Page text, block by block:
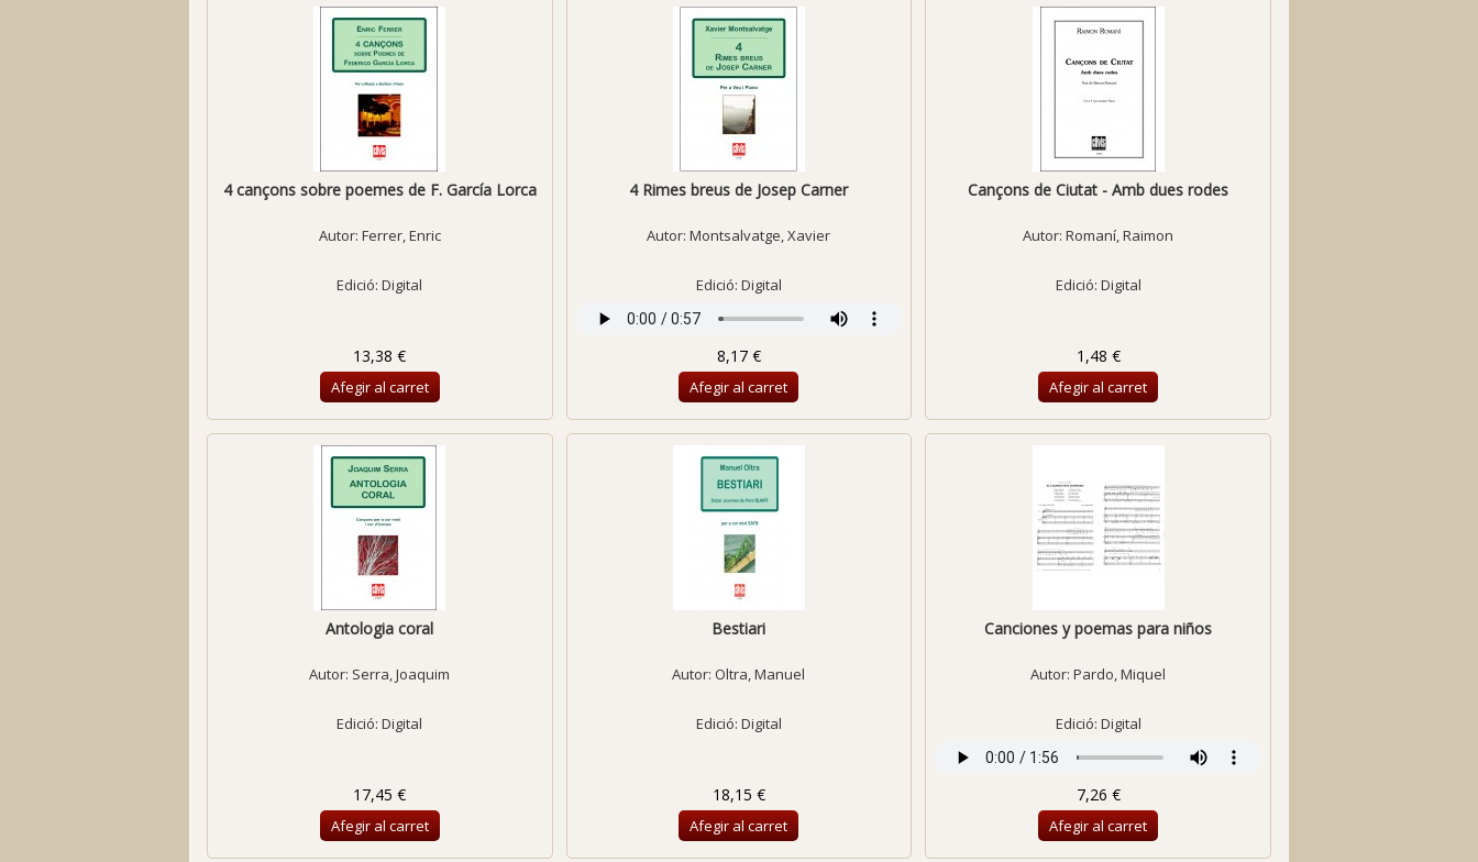
4 cançons sobre poemes de F. García Lorca
Autor: Ferrer, Enric
Edició: Digital
13,38 €
Afegir al carret
4 Rimes breus de Josep Carner
Autor:Montsalvatge, Xavier
Edició: Digital
8,17 €
Afegir al carret
Cançons de Ciutat - Amb dues rodes
Autor:Romaní, Raimon
Edició: Digital
1,48 €
Afegir al carret
Antologia coral
Autor: Serra, Joaquim
Edició: Digital
17,45 €
Afegir al carret
Bestiari
Autor: Oltra, Manuel
Edició: Digital
18,15 €
Afegir al carret
Canciones y poemas para niños
Autor:Pardo, Miquel
Edició: Digital
7,26 €
Afegir al carret